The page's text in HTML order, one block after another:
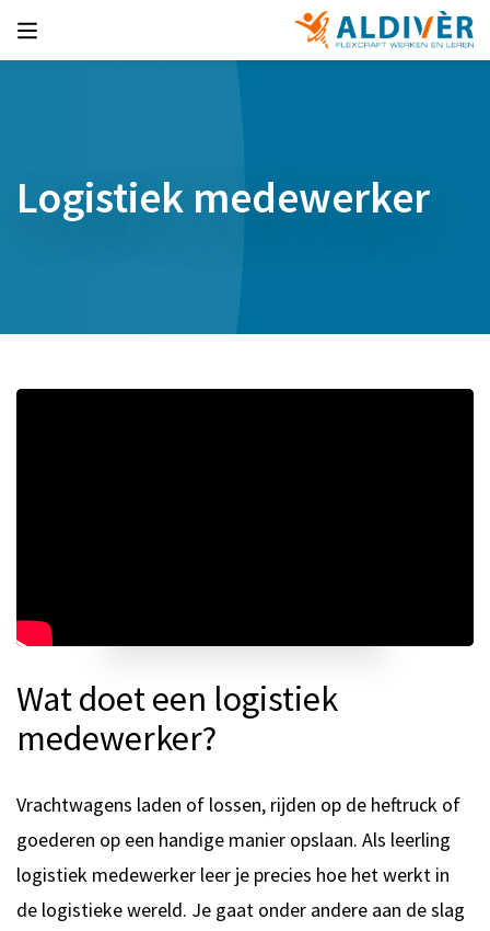
Logistiek medewerker
Wat doet een logistiek
medewerker?
Vrachtwagens laden of lossen, rijden op de heftruck of
goederen op een handige manier opslaan. Als leerling
logistiek medewerker leer je precies hoe het werkt in
de logistieke wereld. Je gaat onder andere aan de slag